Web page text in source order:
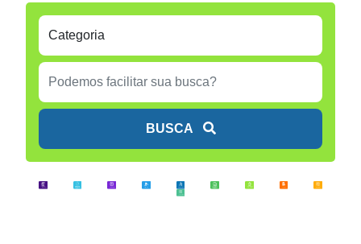
BUSCA